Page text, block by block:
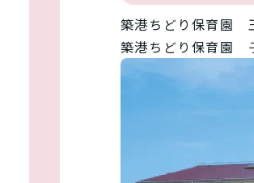
築港ちどり保育園
築港ちどり保育園